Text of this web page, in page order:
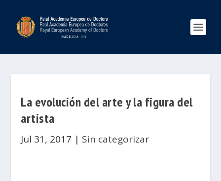
La evolución del arte y la figura del
artista
Jul 31, 2017 | Sin categorizar